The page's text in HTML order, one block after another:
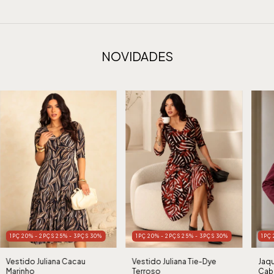
NOVIDADES
1PÇ 20% - 2PÇS 25% - 3PÇS 30%
Vestido Juliana Cacau
Marinho
1PÇ 20% - 2PÇS 25% - 3PÇS 30%
Vestido Juliana Tie-Dye
Terroso
1PÇ